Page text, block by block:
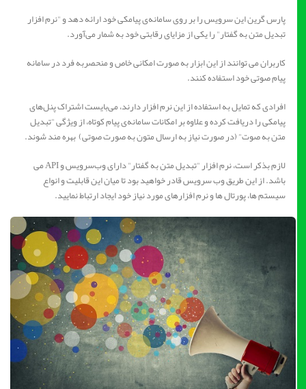
پارس گرین این سرویس را بر روی سامانه‌ی پیامکی خود ارائه دهد و "نرم افزار
تبدیل متن به گفتار" را یکی از مزایای رقابتی خود به‌ شمار می‌آورد.
کاربران می توانند از این ابزار به صورت امکانی خاص و منحصر‌به‌ فرد در سامانه
پیام صوتی خود استفاده کنند.
افرادی که تمایل به استفاده از این نرم افزار دارند، می‌بایست اشتراک پنل‌های
پیامکی را دریافت کرده و علاوه‌ بر امکانات سامانه‌ی پیام کوتاه، از ویژگی "تبدیل
متن به صوت" (در صورت نیاز به ارسال متون به صورت صوتی) بهره‌ مند شوند.
لازم بذکر است، نرم افزار "تبدیل متن به گفتار" دارای وب‌سرویس و API می
باشد. از این طریق وب سرویس قادر خواهید بود تا میان این قابلیت و انواع
سیستم‌ ها، پورتال ‌ها و نرم افزارهای مورد نیاز خود ایجاد ارتباط نمایید.